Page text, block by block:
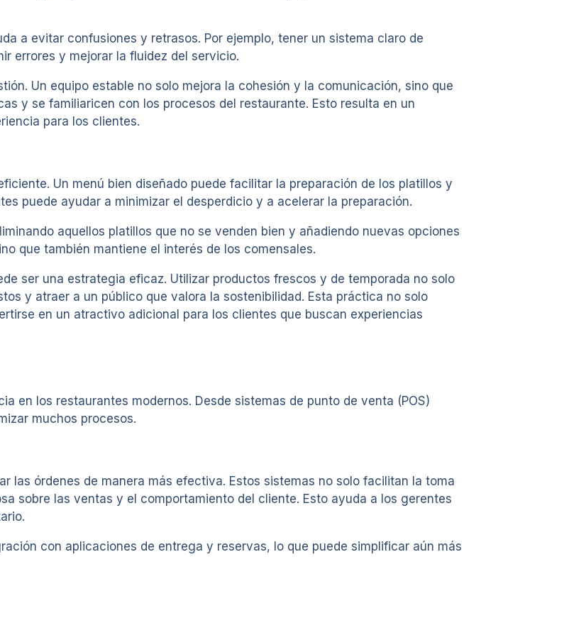
a evitar confusiones y retrasos. Por ejemplo, tener un sistema claro de
errores y mejorar la fluidez del servicio.
Un equipo estable no solo mejora la cohesión y la comunicación, sino que
y se familiaricen con los procesos del restaurante. Esto resulta en un
para los clientes.
Un menú bien diseñado puede facilitar la preparación de los platillos y
puede ayudar a minimizar el desperdicio y a acelerar la preparación.
aquellos platillos que no se venden bien y añadiendo nuevas opciones
que también mantiene el interés de los comensales.
ser una estrategia eficaz. Utilizar productos frescos y de temporada no solo
y atraer a un público que valora la sostenibilidad. Esta práctica no solo
en un atractivo adicional para los clientes que buscan experiencias
en los restaurantes modernos. Desde sistemas de punto de venta (POS)
muchos procesos.
las órdenes de manera más efectiva. Estos sistemas no solo facilitan la toma
sobre las ventas y el comportamiento del cliente. Esto ayuda a los gerentes
con aplicaciones de entrega y reservas, lo que puede simplificar aún más